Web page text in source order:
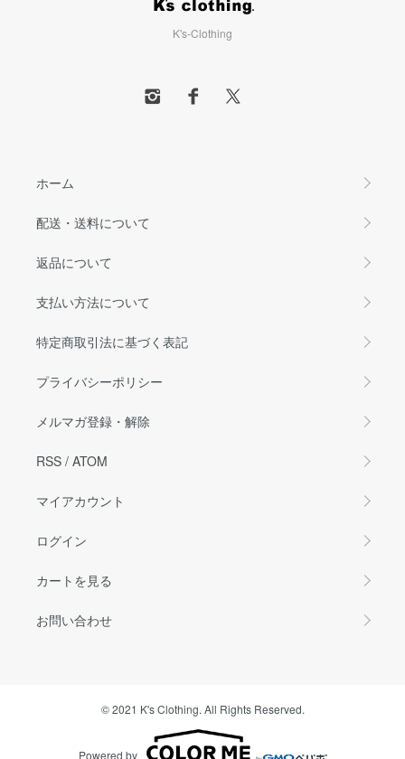
K's-Clothing
ホーム
配送・送料について
返品について
支払い方法について
特定商取引法に基づく表記
プライバシーポリシー
メルマガ登録・解除
RSS / ATOM
マイアカウント
ログイン
カートを見る
お問い合わせ
© 2021 K's Clothing. All Rights Reserved.
Powered by